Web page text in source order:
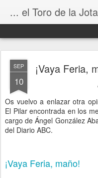
... el Toro de la Jota
SEP
10
¡Vaya Feria,
Os vuelvo a enlazar otra
El Pilar encontrada en los
cargo de Ángel González
del Diario ABC.
¡Vaya Feria, maño!